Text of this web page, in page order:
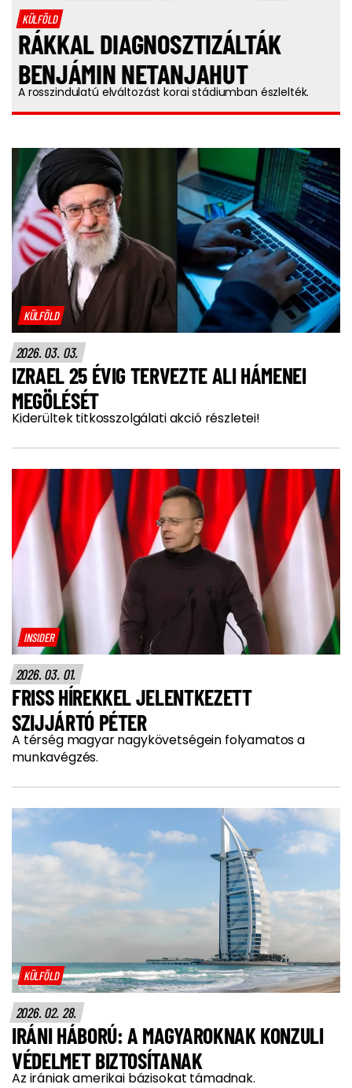
KÜLFÖLD
RÁKKAL DIAGNOSZTIZÁLTÁK
BENJÁMIN NETANJAHUT
A rosszindulatú elváltozást korai stádiumban észlelték.
KÜLFÖLD
2026. 03. 03.
IZRAEL 25 ÉVIG TERVEZTE ALI HÁMENEI
MEGÖLÉSÉT
Kiderültek titkosszolgálati akció részletei!
INSIDER
2026. 03. 01.
FRISS HÍREKKEL JELENTKEZETT
SZIJJÁRTÓ PÉTER
A térség magyar nagykövetségein folyamatos a
munkavégzés.
KÜLFÖLD
2026. 02. 28.
IRÁNI HÁBORÚ: A MAGYAROKNAK KONZULI
VÉDELMET BIZTOSÍTANAK
Az irániak amerikai bázisokat támadnak.